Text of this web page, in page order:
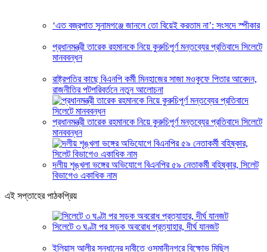
‘এত বজ্রপাত সুনামগঞ্জে জানলে তো বিয়েই করতাম না’: সংসদে স্পীকার
প্রধানমন্ত্রী তারেক রহমানকে নিয়ে কুরুচিপূর্ণ মন্তব্যের প্রতিবাদে সিলেটে
মানববন্ধন
রাষ্ট্রপতির কাছে বিএনপি কর্মী মিনহাজের সাজা মওকুফে পিতার আবেদন,
রাজনীতির পটপরিবর্তনে নতুন আলোচনা
প্রধানমন্ত্রী তারেক রহমানকে নিয়ে কুরুচিপূর্ণ মন্তব্যের প্রতিবাদে সিলেটে
মানববন্ধন
দলীয় শৃঙ্খলা ভঙ্গের অভিযোগে বিএনপির ৫৯ নেতাকর্মী বহিষ্কার, সিলেট
বিভাগেও একাধিক নাম
এই সপ্তাহের পাঠকপ্রিয়
সিলেটে ৩ ঘণ্টা পর সড়ক অবরোধ প্রত্যাহার, দীর্ঘ যানজট
ইলিয়াস আলীর সন্ধানের দাবীতে ওসমানীনগরে বিক্ষোভ মিছিল